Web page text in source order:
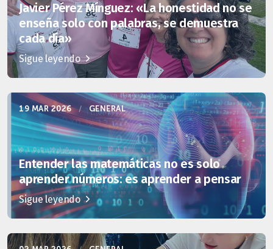
Javier Pérez Mínguez: «La honestidad no se
enseña solo con palabras, se demuestra
cada día»
Sigue leyendo
19 MAR 2026 / GENERAL
Entender las matemáticas no es solo
aprender números: es aprender a pensar
Sigue leyendo